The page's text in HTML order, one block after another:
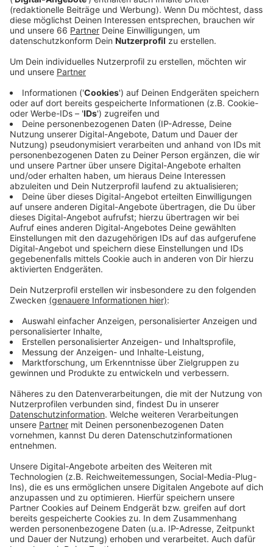
Anzeige
In den Vorjahren waren es jeweils rund anderthalb
dass das daran liegt, dass immer mehr Rad gefahren
wird, viele Menschen aber aus Angst vor Diebstahl
ältere Räder benutzen, die nicht in einwandfreiem
Zustand sind. Mitarbeiter der Stadt entfernen die
Räder dann, vor allem wenn sie eine Gefahr für andere
Verkehrsteilnehmer darstellen. Von den 2.400
überprüften Rädern blieb nur etwas Zehnte stehen,
alle anderen wurden eingesammelt und entsorgt.
Anzeige
Weitere Infos und Links zum Thema:
Anzeige
Hier können "Schrotträder" der Stadt gemeldet
werden
Immer wieder versteigert die Stadt auch Fahrräder
Düsseldorf: "Protected Bike Lane" auf der
Haroldstraße geplant
Anzeige
Anzeige